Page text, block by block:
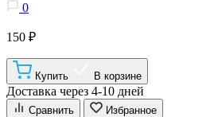
0
150 ₽
Купить В корзине
Доставка через 4-10 дней
Сравнить Избранное